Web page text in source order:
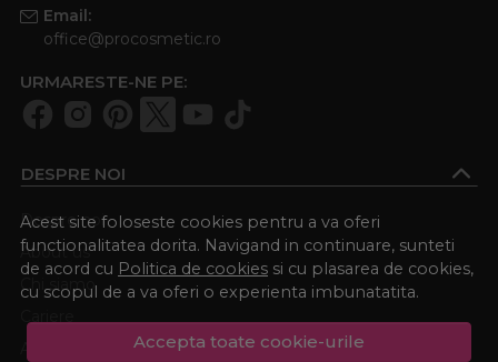
Acest site foloseste cookies pentru a va oferi
functionalitatea dorita. Navigand in continuare, sunteti
de acord cu Politica de cookies si cu plasarea de cookies,
cu scopul de a va oferi o experienta imbunatatita.
Accepta toate cookie-urile
Email:
office@procosmetic.ro
URMARESTE-NE PE:
DESPRE NOI
Despre noi
About us
Chi siamo
Academia Procosmetic